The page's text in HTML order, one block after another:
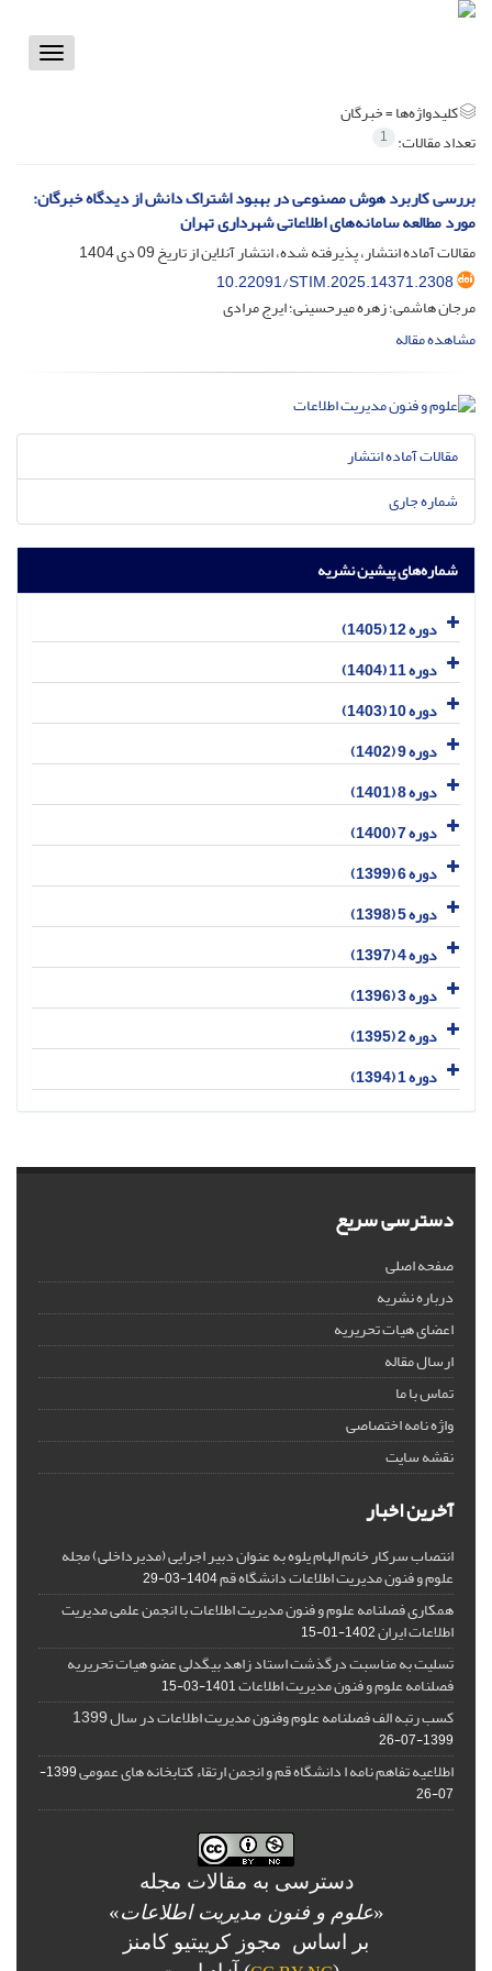
Toggle
کلیدواژه‌ها =خبرگان
تعداد مقالات: 1
بررسی کاربرد هوش مصنوعی در بهبود اشتراک دانش از دیدگاه خبرگان:
مورد مطالعه سامانه‌های اطلاعاتی شهرداری تهران
مقالات آماده انتشار، پذیرفته شده، انتشار آنلاین از تاریخ09 دی 1404
10.22091/STIM.2025.14371.2308
مرجان هاشمی؛ زهره میرحسینی؛ ایرج مرادی
مشاهده مقاله
مقالات آماده انتشار
شماره جاری
شماره‌های پیشین نشریه
دوره 12 (1405)
دوره 11 (1404)
دوره 10 (1403)
دوره 9 (1402)
دوره 8 (1401)
دوره 7 (1400)
دوره 6 (1399)
دوره 5 (1398)
دوره 4 (1397)
دوره 3 (1396)
دوره 2 (1395)
دوره 1 (1394)
دسترسی سریع
صفحه اصلی
درباره نشریه
اعضای هیات تحریریه
ارسال مقاله
تماس با ما
واژه نامه اختصاصی
نقشه سایت
آخرین اخبار
انتصاب سرکار خانم الهام یلوه به عنوان دبیر اجرایی (مدیرداخلی) مجله
علوم و فنون مدیریت اطلاعات دانشگاه قم1404-03-29
همکاری فصلنامه علوم و فنون مدیریت اطلاعات با انجمن علمی مدیریت
اطلاعات ایران1402-01-15
تسلیت به مناسبت درگذشت استاد زاهد بیگدلی عضو هیات تحریریه
فصلنامه علوم و فنون مدیریت اطلاعات1401-03-15
کسب رتبه الف فصلنامه علوم وفنون مدیریت اطلاعات در سال 1399
1399-07-26
اطلاعیه تفاهم نامه ا دانشگاه قم و انجمن ارتقاء کتابخانه های عمومی
1399-
07-26
دسترسی به مقالات مجله
«علوم و فنون مدیریت اطلاعات»
بر اساس مجوز کرییتیو کامنز